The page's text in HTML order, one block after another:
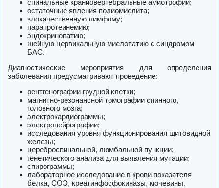
спинальные краниовертебральные амиотрофии;
остаточные явления полиомиелита;
злокачественную лимфому;
парапротеинемию;
эндокринопатию;
шейную цервикальную миелопатию с синдромом
БАС.
Диагностические мероприятия для определения
заболевания предусматривают проведение:
рентгенографии грудной клетки;
магнитно-резонансной томографии спинного,
головного мозга;
электрокардиограммы;
электронейрографии;
исследования уровня функционирования щитовидной
железы;
цереброспинальной, люмбальной пункции;
генетического анализа для выявления мутации;
спирограммы;
лабораторное исследование в крови показателя
белка, СОЭ, креатинфосфокиназы, мочевины.